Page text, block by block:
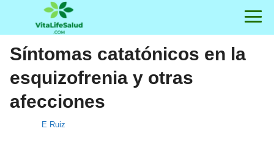
Síntomas catatónicos en la
esquizofrenia y otras
afecciones
E Ruiz